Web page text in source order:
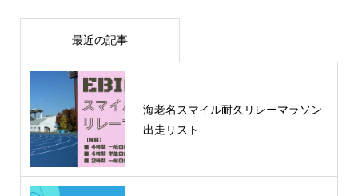
最近の記事
海老名スマイル耐久リレーマラソン
出走リスト